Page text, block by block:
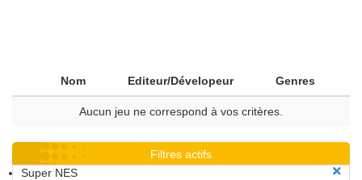
Nom Editeur/Dévelopeur Genres
Aucun jeu ne correspond à vos critères.
Filtres actifs
Super NES